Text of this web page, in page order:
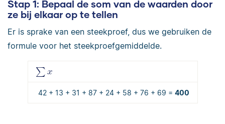
Stap 1: Bepaal de som van de waarden door
ze bij elkaar op te tellen
Er is sprake van een steekproef, dus we gebruiken de
formule voor het steekproefgemiddelde.
42 + 13 + 31 + 87 + 24 + 58 + 76 + 69 = 400